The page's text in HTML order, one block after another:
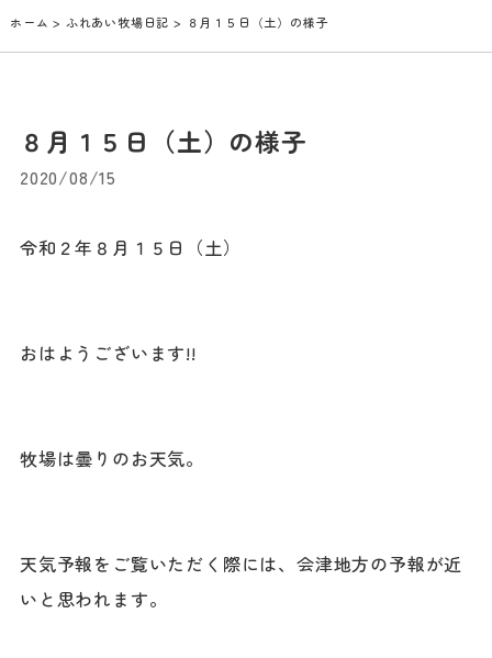
ホーム > ふれあい牧場日記 > ８月１５日（土）の様子
８月１５日（土）の様子
2020/08/15
令和２年８月１５日（土）
おはようございます!!
牧場は曇りのお天気。
天気予報をご覧いただく際には、会津地方の予報が近
いと思われます。